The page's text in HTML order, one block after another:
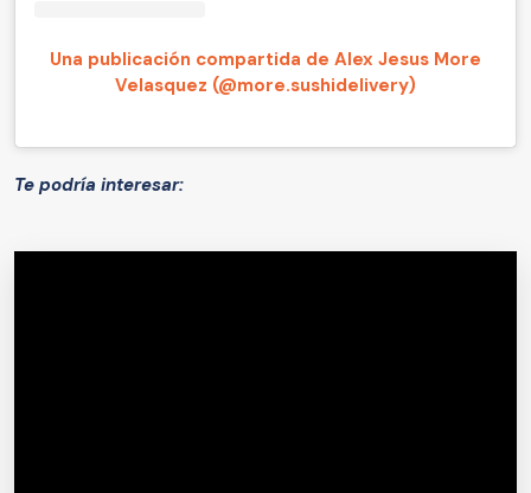
Una publicación compartida de Alex Jesus More
Velasquez (@more.sushidelivery)
Te podría interesar: